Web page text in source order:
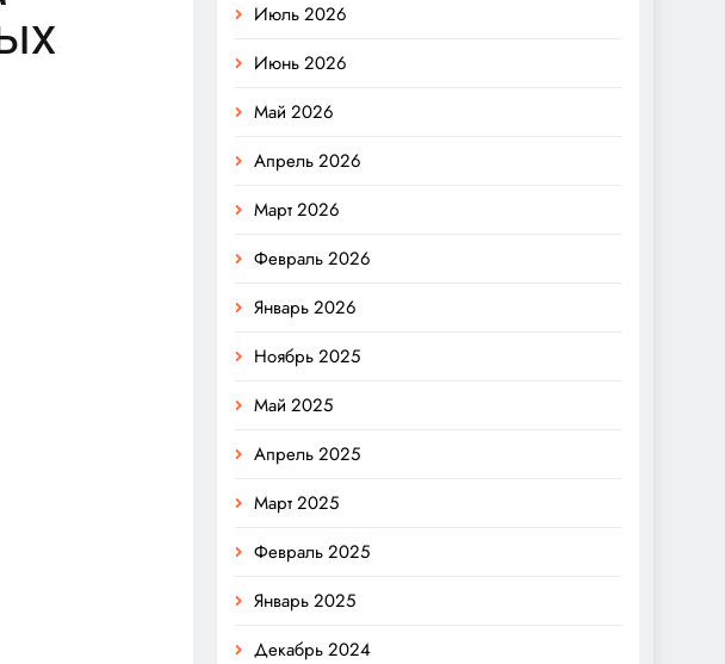
Июль 2026
Июнь 2026
Май 2026
Апрель 2026
Март 2026
Февраль 2026
Январь 2026
Ноябрь 2025
Май 2025
Апрель 2025
Март 2025
Февраль 2025
Январь 2025
Декабрь 2024